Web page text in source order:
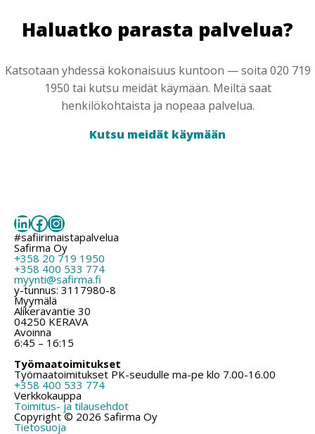
Haluatko parasta palvelua?
Katsotaan yhdessä kokonaisuus kuntoon — soita 020 719
1950 tai kutsu meidät käymään. Meiltä saat
henkilökohtaista ja nopeaa palvelua.
Kutsu meidät käymään
LinkedIn
Facebook
Instagram
#safiirimaistapalvelua
Safirma Oy
+358 20 719 1950
+358 400 533 774
myynti@safirma.fi
y-tunnus: 3117980-8
Myymälä
Alikeravantie 30
04250 KERAVA
Avoinna
6:45 – 16:15
Työmaatoimitukset
Työmaatoimitukset PK-seudulle ma-pe klo 7.00-16.00
+358 400 533 774
Verkkokauppa
Toimitus- ja tilausehdot
Copyright © 2026 Safirma Oy
Tietosuoja